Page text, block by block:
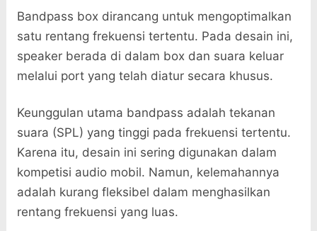
Bandpass box dirancang untuk mengoptimalkan
satu rentang frekuensi tertentu. Pada desain ini,
speaker berada di dalam box dan suara keluar
melalui port yang telah diatur secara khusus.
Keunggulan utama bandpass adalah tekanan
suara (SPL) yang tinggi pada frekuensi tertentu.
Karena itu, desain ini sering digunakan dalam
kompetisi audio mobil. Namun, kelemahannya
adalah kurang fleksibel dalam menghasilkan
rentang frekuensi yang luas.